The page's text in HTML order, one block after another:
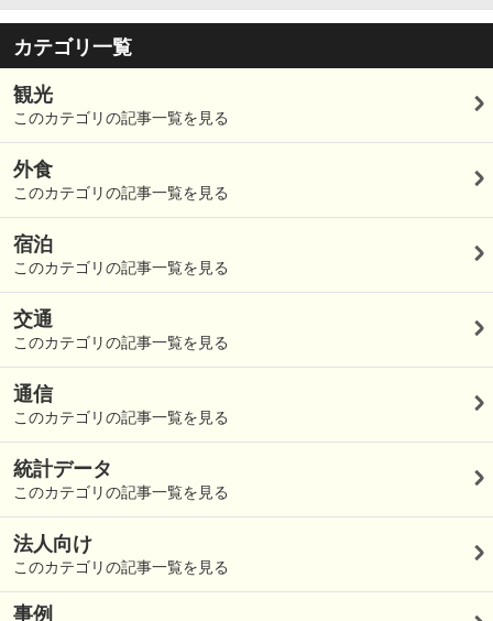
カテゴリ一覧
観光
このカテゴリの記事一覧を見る
外食
このカテゴリの記事一覧を見る
宿泊
このカテゴリの記事一覧を見る
交通
このカテゴリの記事一覧を見る
通信
このカテゴリの記事一覧を見る
統計データ
このカテゴリの記事一覧を見る
法人向け
このカテゴリの記事一覧を見る
事例